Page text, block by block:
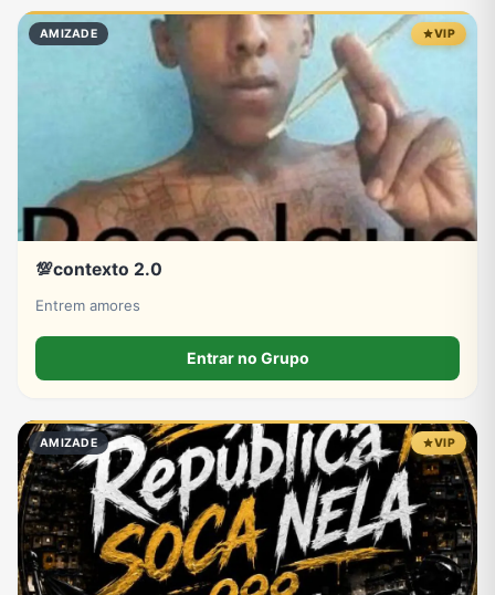
AMIZADE VIP
💯contexto 2.0
Entrem amores
Entrar no Grupo
AMIZADE VIP